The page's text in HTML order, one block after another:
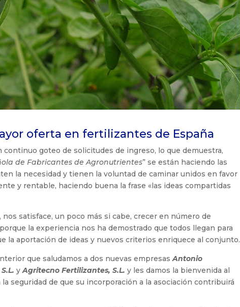
oferta en fertilizantes de España
goteo de solicitudes de ingreso, lo que demuestra,
de Fabricantes de Agronutrientes” se están haciendo las
la necesidad y tienen la voluntad de caminar unidos en favor
y rentable, haciendo buena la frase «las ideas compartidas
nos satisface, un poco más si cabe, crecer en número de
la experiencia nos ha demostrado que todos llegan para
la aportación de ideas y nuevos criterios enriquece al conjunto.
que saludamos a dos nuevas empresasAntonio
yAgritecno Fertilizantes, S.L. y les damos la bienvenida al
la seguridad de que su incorporación a la asociación contribuirá